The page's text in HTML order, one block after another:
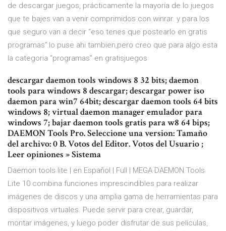
de descargar juegos, prácticamente la mayoría de lo juegos
que te bajes van a venir comprimidos con winrar. y para los
que seguro van a decir “eso tenes que postearlo en gratis
programas”:lo puse ahi tambien,pero creo que para algo esta
la categoria “programas” en gratisjuegos
descargar daemon tools windows 8 32 bits; daemon
tools para windows 8 descargar; descargar power iso
daemon para win7 64bit; descargar daemon tools 64 bits
windows 8; virtual daemon manager emulador para
windows 7; bajar daemon tools gratis para w8 64 bips;
DAEMON Tools Pro. Seleccione una version: Tamaño
del archivo: 0 B. Votos del Editor. Votos del Usuario ;
Leer opiniones » Sistema
Daemon tools lite | en Español | Full | MEGA DAEMON Tools
Lite 10 combina funciones imprescindibles para realizar
imágenes de discos y una amplia gama de herramientas para
dispositivos virtuales. Puede servir para crear, guardar,
montar imágenes, y luego poder disfrutar de sus películas,